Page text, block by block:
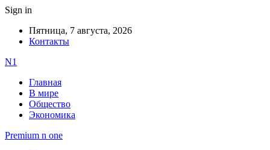
Sign in
Пятница, 7 августа, 2026
Контакты
N1
Главная
В мире
Общество
Экономика
Premium n one